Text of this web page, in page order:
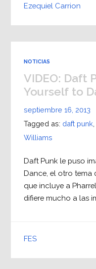
Ezequiel Carrion
NOTICIAS
VIDEO: Daft
Yourself to
septiembre 16, 2013
Tagged as: daft punk
Williams
Daft Punk le puso
Dance, el otro tema
que incluye a
difiere mucho a las
FES